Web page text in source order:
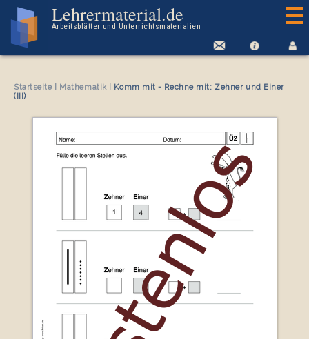
Lehrermaterial.de
Arbeitsblätter und Unterrichtsmaterialien
Startseite| Mathematik| Komm mit - Rechne mit: Zehner und Einer
(III)